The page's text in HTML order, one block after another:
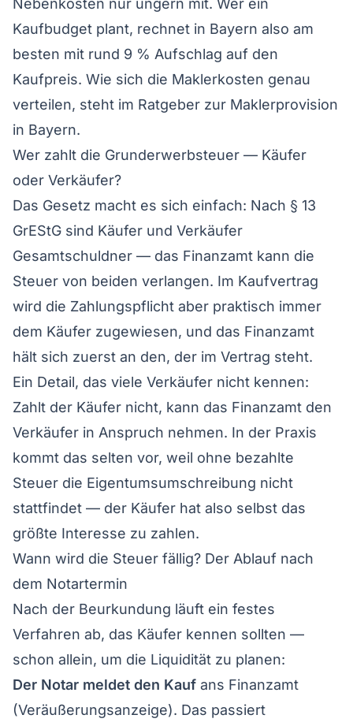
Nebenkosten nur ungern mit. Wer ein
Kaufbudget plant, rechnet in Bayern also am
besten mit rund 9 % Aufschlag auf den
Kaufpreis. Wie sich die Maklerkosten genau
verteilen, steht im Ratgeber zur Maklerprovision
in Bayern.
Wer zahlt die Grunderwerbsteuer — Käufer
oder Verkäufer?
Das Gesetz macht es sich einfach: Nach § 13
GrEStG sind Käufer und Verkäufer
Gesamtschuldner — das Finanzamt kann die
Steuer von beiden verlangen. Im Kaufvertrag
wird die Zahlungspflicht aber praktisch immer
dem Käufer zugewiesen, und das Finanzamt
hält sich zuerst an den, der im Vertrag steht.
Ein Detail, das viele Verkäufer nicht kennen:
Zahlt der Käufer nicht, kann das Finanzamt den
Verkäufer in Anspruch nehmen. In der Praxis
kommt das selten vor, weil ohne bezahlte
Steuer die Eigentumsumschreibung nicht
stattfindet — der Käufer hat also selbst das
größte Interesse zu zahlen.
Wann wird die Steuer fällig? Der Ablauf nach
dem Notartermin
Nach der Beurkundung läuft ein festes
Verfahren ab, das Käufer kennen sollten —
schon allein, um die Liquidität zu planen:
Der Notar meldet den Kauf ans Finanzamt
(Veräußerungsanzeige). Das passiert